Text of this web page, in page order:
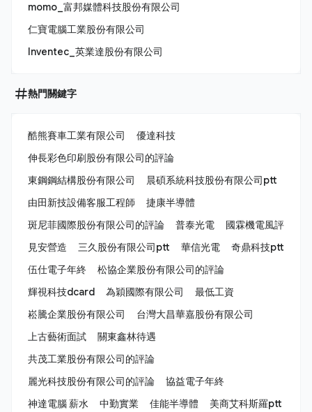
momo_富邦媒體科技股份有限公司
仁寶電腦工業股份有限公司
Inventec_英業達股份有限公司
熱門關鍵字
酷熊賽車工業有限公司
優達科技
伸長彩色印刷股份有限公司的評論
東鋼鋼結構股份有限公司
晨碩系統科技股份有限公司ptt
由田新技設備客服工程師
捷康半導體
斑尼菲國際股份有限公司的評論
普泰光電
國霖機電風評
見安營造
三久股份有限公司ptt 華信光電
奇鼎科技ptt
伍仕電子年終
松協企業股份有限公司的評論
輝視科技dcard
為穎國際有限公司
最低工資
崧騰企業股份有限公司
台灣大昌華嘉股份有限公司
上古藝術面試
關東鑫林待遇
共茂工業股份有限公司的評論
麗光科技股份有限公司的評論
協益電子年終
神達電腦 薪水
中勤實業 佳能半導體 美商艾科斯羅ptt